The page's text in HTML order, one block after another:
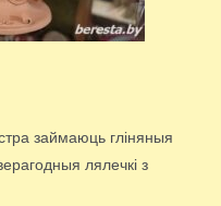
займаюць гліняныя
лялечкі з